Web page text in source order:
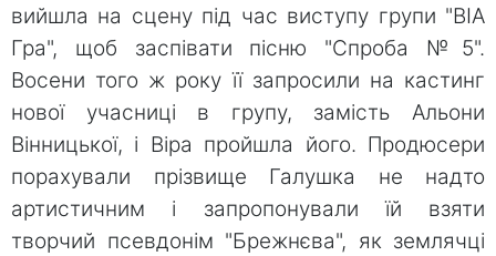
вийшла на сцену під час виступу групи "ВІА
Гра", щоб заспівати пісню "Спроба №5".
Восени того ж року її запросили на кастинг
нової учасниці в групу, замість Альони
Вінницької, і Віра пройшла його. Продюсери
порахували прізвище Галушка не надто
артистичним і запропонували їй взяти
творчий псевдонім "Брежнєва", як землячці